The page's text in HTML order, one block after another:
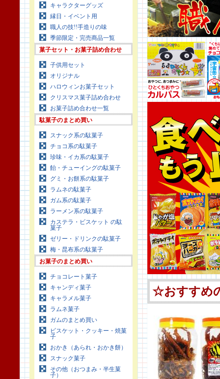
キャラクターグッズ
縁日・イベント用
職人の技!!手造りの味
季節限定・完売商品一覧
菓子セット・お菓子詰め合わせ
子供用セット
オリジナル
ハロウィンお菓子セット
クリスマス菓子詰め合わせ
お菓子詰め合わせ一覧
駄菓子のまとめ買い
スナック系の駄菓子
チョコ系の駄菓子
珍味・イカ系の駄菓子
飴・チューイングの駄菓子
グミ・お餅系の駄菓子
ラムネの駄菓子
ガム系の駄菓子
ラーメン系の駄菓子
カステラ・ビスケット の駄
菓子
ゼリー・ドリンクの駄菓子
梅・昆布系の駄菓子
お菓子のまとめ買い
チョコレート菓子
キャンディ菓子
キャラメル菓子
ラムネ菓子
ガムのまとめ買い
ビスケット・クッキー・焼菓
子
おかき（あられ・おかき餅）
スナック菓子
その他（おつまみ・半生菓
子）